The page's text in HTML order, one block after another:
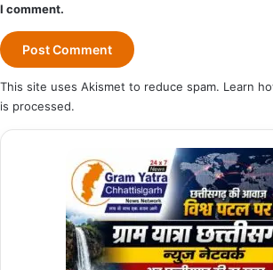
I comment.
This site uses Akismet to reduce spam. Learn
is processed.